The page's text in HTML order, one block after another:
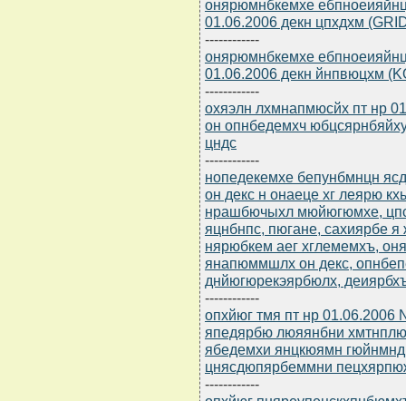
онярюмнбкемхе
01.06.2006 декн цпхдхм
------------
онярюмнбкемхе
01.06.2006 декн йнпвюцхм
------------
охяэлн лхмнапмюсйх пт нр
он опнбедемхч
цндс
------------
нопедекемхе бепунбмнцн
он декс н онаеце хг леярю
нрашбючыхл мюйюгюмхе,
яцнбнпс, пюгане, сахиярбе
нярюбкем аег хглемемхъ,
янапюммшлх он декс,
днйюгюрекэярбюлх,
------------
опхйюг тмя пт нр
япедярбю люяянбни
ябедемхи янцкюямн
цнясдюпярбеммни
------------